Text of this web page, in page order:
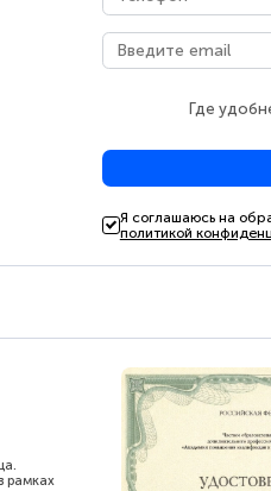
Где
Я соглашаюсь на
политикой
рамках